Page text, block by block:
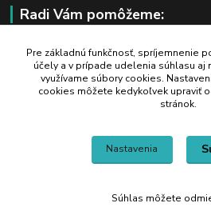
Radi Vám pomôžeme:
+421 908 700 612
po-pia: 8.00 - 16.00
business@jtf.sk
Pre základnú funkčnosť, spríjemnenie
účely a v prípade udelenia súhlasu aj
využívame súbory cookies.
cookies môžete kedykoľvek upraviť
stránok.
Nastavenia
Súhlas môžete